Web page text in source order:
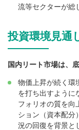
流等セクターが総
投資環境見通
国内リート市場は、
物価上昇が続く環
を打ち出すように
フォリオの質を向
ション（資本配分
況の回復を背景と